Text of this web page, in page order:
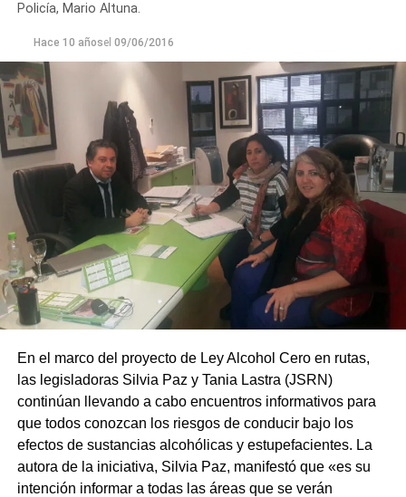
Policía, Mario Altuna.
Hace 10 añosel 09/06/2016
En el marco del proyecto de Ley Alcohol Cero en rutas,
las legisladoras Silvia Paz y Tania Lastra (JSRN)
continúan llevando a cabo encuentros informativos para
que todos conozcan los riesgos de conducir bajo los
efectos de sustancias alcohólicas y estupefacientes. La
autora de la iniciativa, Silvia Paz, manifestó que «es su
intención informar a todas las áreas que se verán